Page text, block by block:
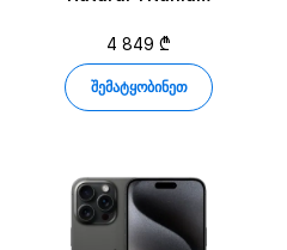
4 849 ₾
შემატყობინეთ